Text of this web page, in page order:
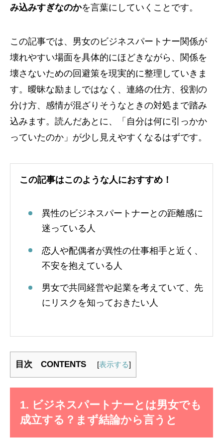
み込みすぎなのかを言葉にしていくことです。
この記事では、男女のビジネスパートナー関係が
壊れやすい場面を具体的にほどきながら、関係を
壊さないための回避策を現実的に整理していきま
す。曖昧な励ましではなく、連絡の仕方、役割の
分け方、感情が混ざりそうなときの対処まで踏み
込みます。読んだあとに、「自分は何に引っかか
っていたのか」が少し見えやすくなるはずです。
この記事はこのような人におすすめ！
異性のビジネスパートナーとの距離感に
迷っている人
恋人や配偶者が異性の仕事相手と近く、
不安を抱えている人
男女で共同経営や起業を考えていて、先
にリスクを知っておきたい人
目次 CONTENTS [表示する]
1. ビジネスパートナーとは男女でも
成立する？まず結論から言うと